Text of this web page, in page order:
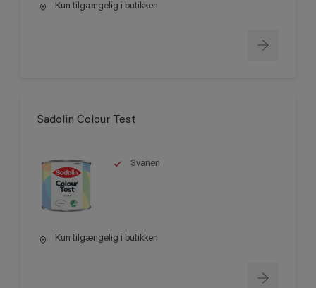
Kun tilgængelig i butikken
Sadolin Colour Test
Svanen
Kun tilgængelig i butikken